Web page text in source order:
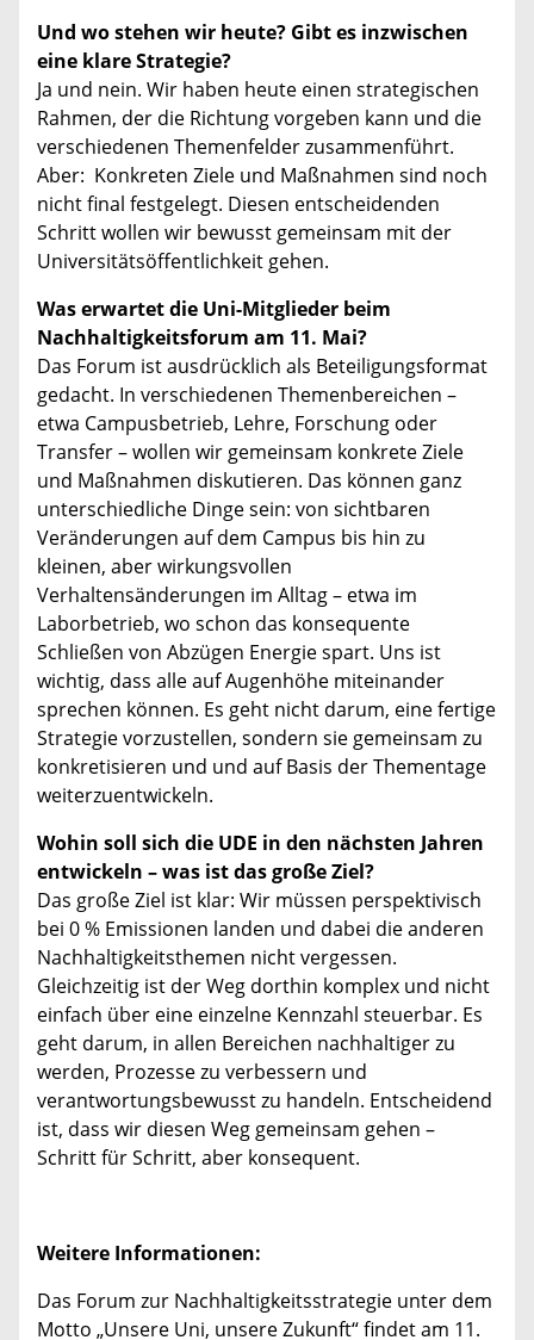
Und wo stehen wir heute? Gibt es inzwischen
eine klare Strategie?
Ja und nein. Wir haben heute einen strategischen
Rahmen, der die Richtung vorgeben kann und die
verschiedenen Themenfelder zusammenführt.
Aber: Konkreten Ziele und Maßnahmen sind noch
nicht final festgelegt. Diesen entscheidenden
Schritt wollen wir bewusst gemeinsam mit der
Universitätsöffentlichkeit gehen.
Was erwartet die Uni-Mitglieder beim
Nachhaltigkeitsforum am 11. Mai?
Das Forum ist ausdrücklich als Beteiligungsformat
gedacht. In verschiedenen Themenbereichen –
etwa Campusbetrieb, Lehre, Forschung oder
Transfer – wollen wir gemeinsam konkrete Ziele
und Maßnahmen diskutieren. Das können ganz
unterschiedliche Dinge sein: von sichtbaren
Veränderungen auf dem Campus bis hin zu
kleinen, aber wirkungsvollen
Verhaltensänderungen im Alltag – etwa im
Laborbetrieb, wo schon das konsequente
Schließen von Abzügen Energie spart. Uns ist
wichtig, dass alle auf Augenhöhe miteinander
sprechen können. Es geht nicht darum, eine fertige
Strategie vorzustellen, sondern sie gemeinsam zu
konkretisieren und und auf Basis der Thementage
weiterzuentwickeln.
Wohin soll sich die UDE in den nächsten Jahren
entwickeln – was ist das große Ziel?
Das große Ziel ist klar: Wir müssen perspektivisch
bei 0 % Emissionen landen und dabei die anderen
Nachhaltigkeitsthemen nicht vergessen.
Gleichzeitig ist der Weg dorthin komplex und nicht
einfach über eine einzelne Kennzahl steuerbar. Es
geht darum, in allen Bereichen nachhaltiger zu
werden, Prozesse zu verbessern und
verantwortungsbewusst zu handeln. Entscheidend
ist, dass wir diesen Weg gemeinsam gehen –
Schritt für Schritt, aber konsequent.
Weitere Informationen:
Das Forum zur Nachhaltigkeitsstrategie unter dem
Motto „Unsere Uni, unsere Zukunft“ findet am 11.